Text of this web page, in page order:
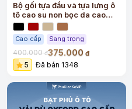
Bộ gối tựa đầu và tựa lưng ô
tô cao su non bọc da cao
cấp
Cao cấp Sang trọng
400.000đ375.000 đ
5 Đã bán 1348